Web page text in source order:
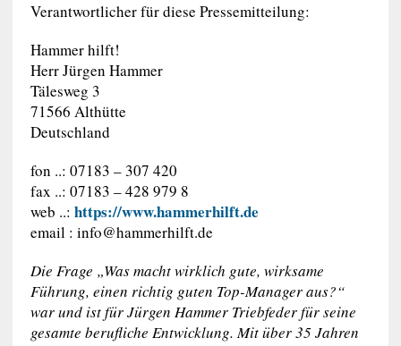
Verantwortlicher für diese Pressemitteilung:
Hammer hilft!
Herr Jürgen Hammer
Tälesweg 3
71566 Althütte
Deutschland
fon ..: 07183 – 307 420
fax ..: 07183 – 428 979 8
web ..: https://www.hammerhilft.de
email : info@hammerhilft.de
Die Frage „Was macht wirklich gute, wirksame
Führung, einen richtig guten Top-Manager aus?“
war und ist für Jürgen Hammer Triebfeder für seine
gesamte berufliche Entwicklung. Mit über 35 Jahren